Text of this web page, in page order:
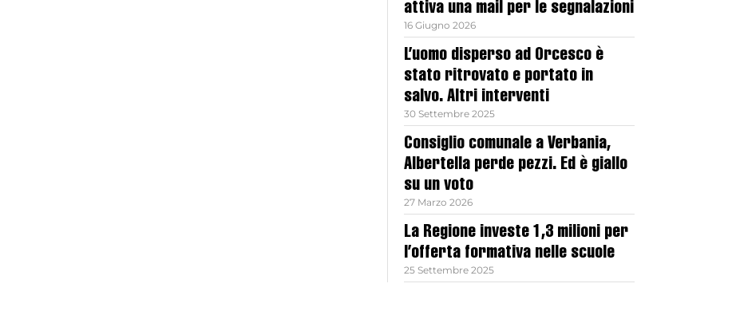
attiva una mail per le segnalazioni
16 Giugno 2026
L’uomo disperso ad Orcesco è
stato ritrovato e portato in
salvo. Altri interventi
30 Settembre 2025
Consiglio comunale a Verbania,
Albertella perde pezzi. Ed è giallo
su un voto
27 Marzo 2026
La Regione investe 1,3 milioni per
l’offerta formativa nelle scuole
25 Settembre 2025